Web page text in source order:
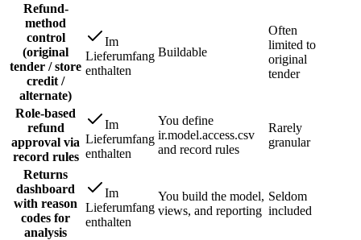
Refund-
method
control
(original
tender / store
credit /
alternate)
Im
Lieferumfang
enthalten
Buildable
Often
limited to
original
tender
Role-based
refund
approval via
record rules
Im
Lieferumfang
enthalten
You define
ir.model.access.csv
and record rules
Rarely
granular
Returns
dashboard
with reason
codes for
analysis
Im
Lieferumfang
enthalten
You build the model,
views, and reporting
Seldom
included